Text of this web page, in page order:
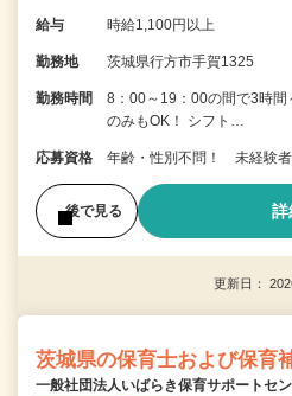
給与 時給1,100円以上
勤務地 茨城県行方市手賀1325
勤務時間
8：00～19：00の間で3時
のみもOK！ シフト…
応募資格 年齢・性別不問！ 未経験
後で見る 詳
更新日：
茨城県の保育士および保育
一般社団法人いばらき保育サポートセ